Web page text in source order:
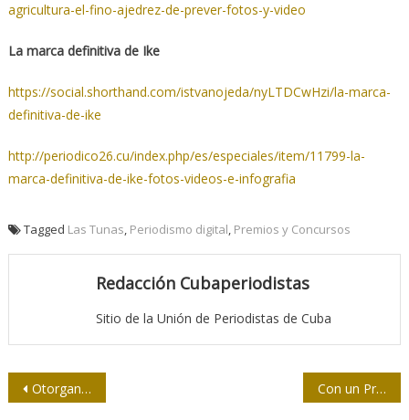
agricultura-el-fino-ajedrez-de-prever-fotos-y-video
La marca definitiva de Ike
https://social.shorthand.com/istvanojeda/nyLTDCwHzi/la-marca-
definitiva-de-ike
http://periodico26.cu/index.php/es/especiales/item/11799-la-
marca-definitiva-de-ike-fotos-videos-e-infografia
Tagged Las Tunas, Periodismo digital, Premios y Concursos
Redacción Cubaperiodistas
Sitio de la Unión de Periodistas de Cuba
Navegación
Otorgan a Pastor Guzmán Premio provincial de periodismo en Sancti Spíritus Con un Presidente de Ley